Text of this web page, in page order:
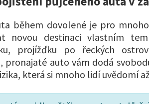
během dovolené je pro
novou destinaci vlastním
projížďku po řeckých
pronajaté auto vám dodá
která si mnoho lidí uvědomí